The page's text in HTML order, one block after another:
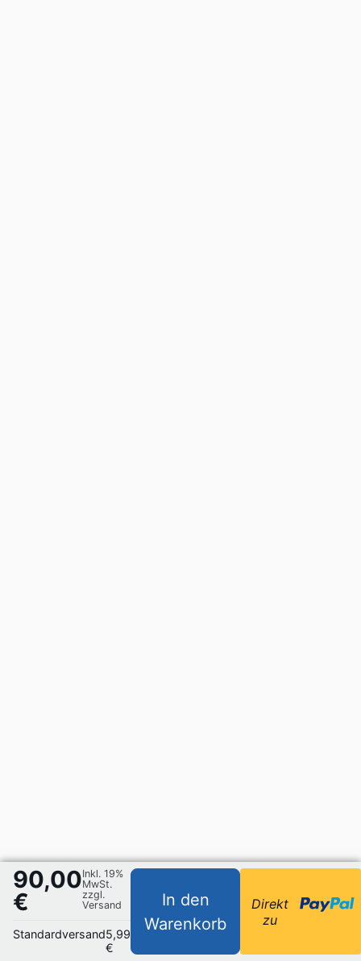
90,00
€
Inkl. 19%
MwSt.
zzgl.
Versand
Standardversand5,99
€
In den
Warenkorb
Direkt
zu